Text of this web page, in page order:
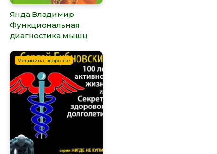
Янда Владимир -
Функциональная
диагностика мышц
Медицина, здоровье